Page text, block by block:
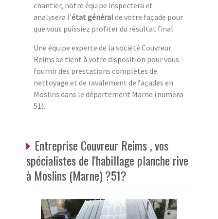
chantier, notre équipe inspectera et
analysera l'état généralde votre façade pour
que vous puissiez profiter du résultat final.
Une équipe experte de la société Couvreur
Reims se tient à votre disposition pour vous
fournir des prestations complètes de
nettoyage et de ravalement de façades en
Moslins dans le département Marne (numéro
51).
Entreprise Couvreur Reims , vos
spécialistes de l'habillage planche rive
à Moslins (Marne) ?51?